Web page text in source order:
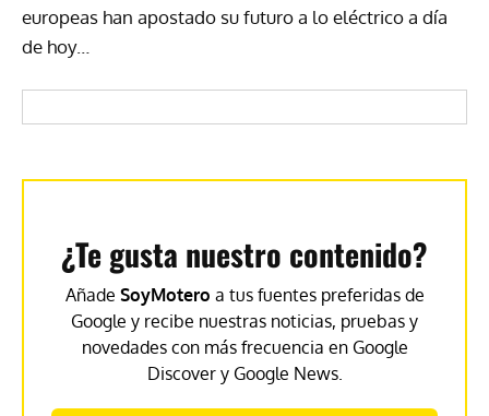
europeas han apostado su futuro a lo eléctrico a día
de hoy…
¿Te gusta nuestro contenido?
Añade SoyMotero a tus fuentes preferidas de
Google y recibe nuestras noticias, pruebas y
novedades con más frecuencia en Google
Discover y Google News.